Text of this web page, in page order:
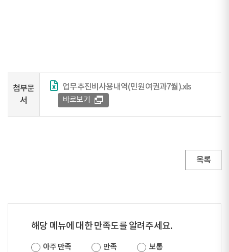
첨부문
서
업무추진비사용내역(민원여권과7월).xls
바로보기
목록
해당 메뉴에 대한 만족도를 알려주세요.
아주 만족 만족
보통